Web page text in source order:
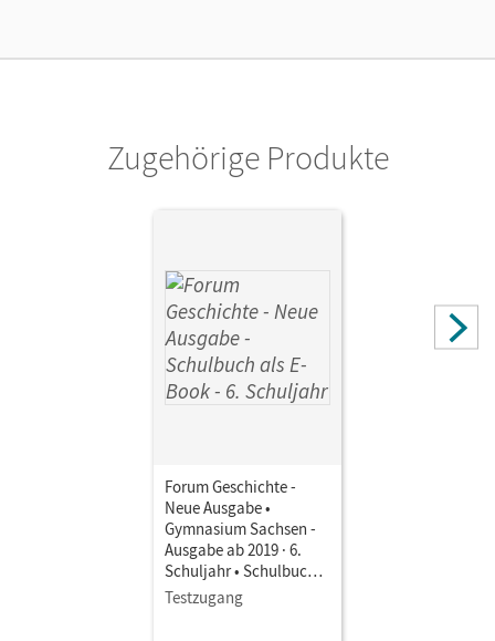
ein Jahr lang ergänzend zum Print-Titel nutzen möchten.
Cornelsen VerlagZugehörige Produkte
Forum Geschichte -
Neue Ausgabe •
Gymnasium Sachsen -
Ausgabe ab 2019 · 6.
Schuljahr • Schulbuch
als E-Book Mit Medien
Testzugang